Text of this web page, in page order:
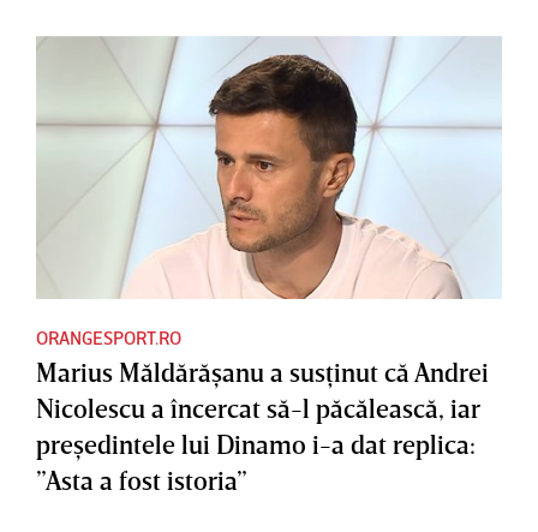
ORANGESPORT.RO
Marius Măldărăşanu a susţinut că Andrei
Nicolescu a încercat să-l păcălească, iar
preşedintele lui Dinamo i-a dat replica:
”Asta a fost istoria”